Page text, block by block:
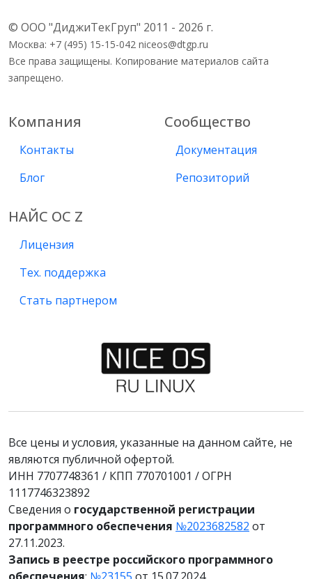
© ООО "ДиджиТекГруп" 2011 - 2026 г.
Москва: +7 (495) 15-15-042 niceos@dtgp.ru
Все права защищены. Копирование материалов сайта
запрещено.
Компания
Контакты
Блог
Сообщество
Документация
Репозиторий
НАЙС ОС Z
Лицензия
Тех. поддержка
Стать партнером
Все цены и условия, указанные на данном сайте, не
являются публичной офертой.
ИНН 7707748361 / КПП 770701001 / ОГРН
1117746323892
Сведения о государственной регистрации
программного обеспечения №2023682582 от
27.11.2023.
Запись в реестре российского программного